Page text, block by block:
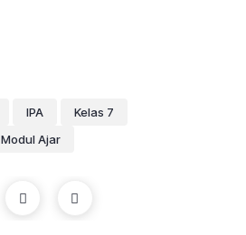
IPA
Kelas 7
Modul Ajar